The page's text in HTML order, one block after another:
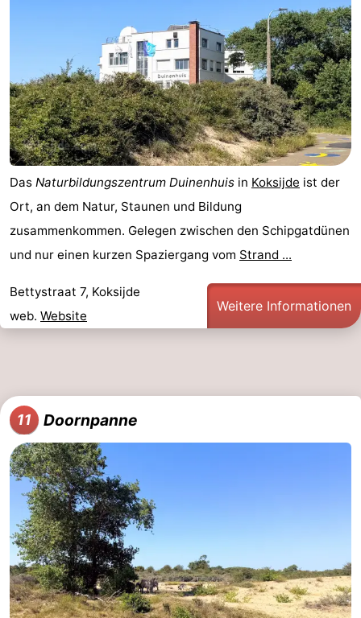
Das Naturbildungszentrum Duinenhuis in Koksijde ist der
Ort, an dem Natur, Staunen und Bildung
zusammenkommen. Gelegen zwischen den Schipgatdünen
und nur einen kurzen Spaziergang vom Strand ...
Bettystraat 7, Koksijde
web. Website
Weitere Informationen
11 Doornpanne